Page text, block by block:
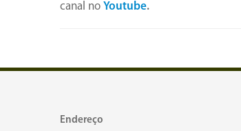
canal no Youtube.
Endereço